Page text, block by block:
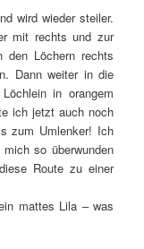
wird wieder steiler.
mit rechts und zur
den Löchern rechts
Dann weiter in die
in orangem
ich jetzt auch noch
zum Umlenker! Ich
so überwunden
Route zu einer
mattes Lila – was